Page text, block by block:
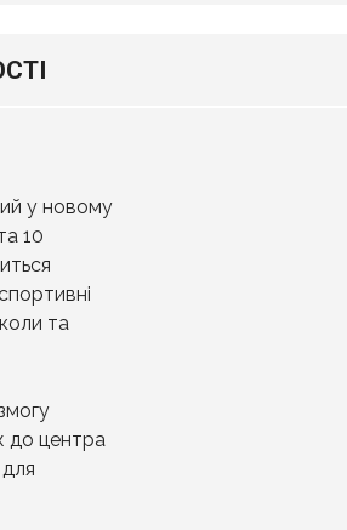
у новому
10
та
до центра